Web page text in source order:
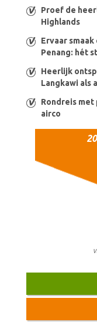
Proef de
Highlands
Ervaar
Penang: hét
Heerlijk
Langkawi als
Rondreis
airco